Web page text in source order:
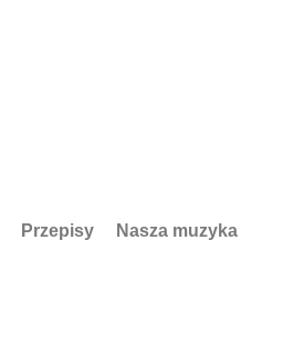
Przepisy Nasza muzyka